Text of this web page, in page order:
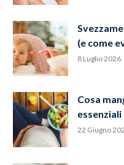
(e come
8 Luglio 2026
Cosa
22 Giugno